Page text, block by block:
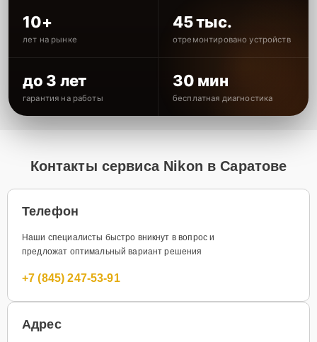
10+
лет на рынке
45 тыс.
отремонтировано устройств
до 3 лет
гарантия на работы
30 мин
бесплатная диагностика
Контакты сервиса Nikon в Саратове
Телефон
Наши специалисты быстро вникнут в вопрос и
предложат оптимальный вариант решения
+7 (845) 247-53-91
Адрес